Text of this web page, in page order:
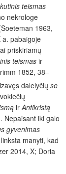
teismas
nekrologe
1963,
a. pabaigoje
priskiriamų
teismas ir
1852, 38–
dalelyčių so
ir Antikristą
Nepaisant iki galo
gyvenimas
manyti, kad
2014, X; Doria